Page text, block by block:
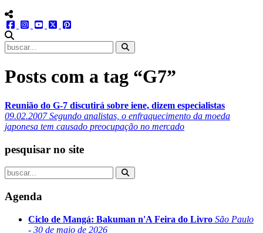
menu redes social
facebookinstagram
youtube
twitter
Posts com a tag “G7”
Reunião do G-7 discutirá sobre iene, dizem especialistas
09.02.2007Segundo analistas, o enfraquecimento da moeda
japonesa tem causado preocupação no mercado
pesquisar no site
Agenda
Ciclo de Mangá: Bakuman n'A Feira do Livro São Paulo
- 30 de maio de 2026